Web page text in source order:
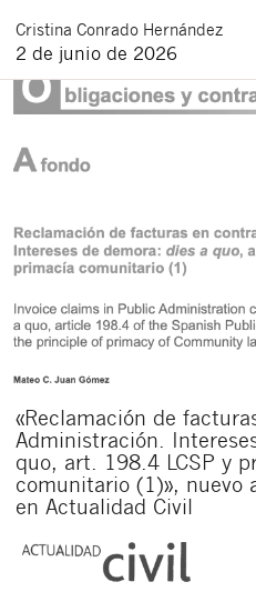
Cristina Conrado Hernández
2 de junio de 2026
«Reclamación de
Administración.
quo, art. 198.4 LCSP y
comunitario (1)», nuevo
en Actualidad Civil